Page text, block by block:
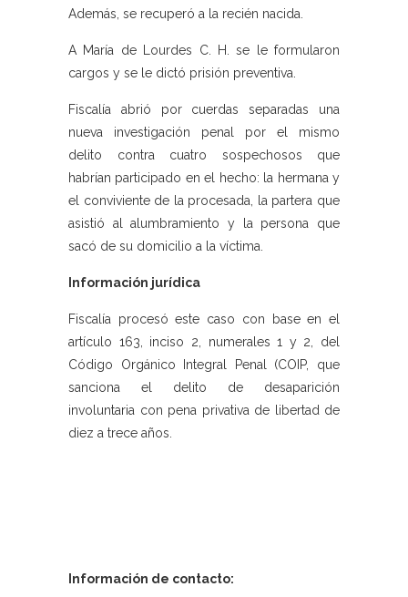
Además, se recuperó a la recién nacida.
A María de Lourdes C. H. se le formularon
cargos y se le dictó prisión preventiva.
Fiscalía abrió por cuerdas separadas una
nueva investigación penal por el mismo
delito contra cuatro sospechosos que
habrían participado en el hecho: la hermana y
el conviviente de la procesada, la partera que
asistió al alumbramiento y la persona que
sacó de su domicilio a la víctima.
Información jurídica
Fiscalía procesó este caso con base en el
artículo 163, inciso 2, numerales 1 y 2, del
Código Orgánico Integral Penal (COIP, que
sanciona el delito de desaparición
involuntaria con pena privativa de libertad de
diez a trece años.
Información de contacto: